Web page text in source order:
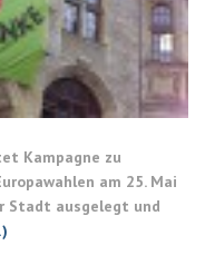
Kampagne zu
am 25. Mai
Stadt ausgelegt und